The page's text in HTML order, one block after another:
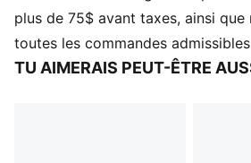
CARACTÉRISTIQUES ET
SOFTFOAM+ : Une semelle
conçue pour procurer un
plus de 75$ avant taxes, ainsi
toutes les commandes
TU AIMERAIS PEUT-ÊTRE